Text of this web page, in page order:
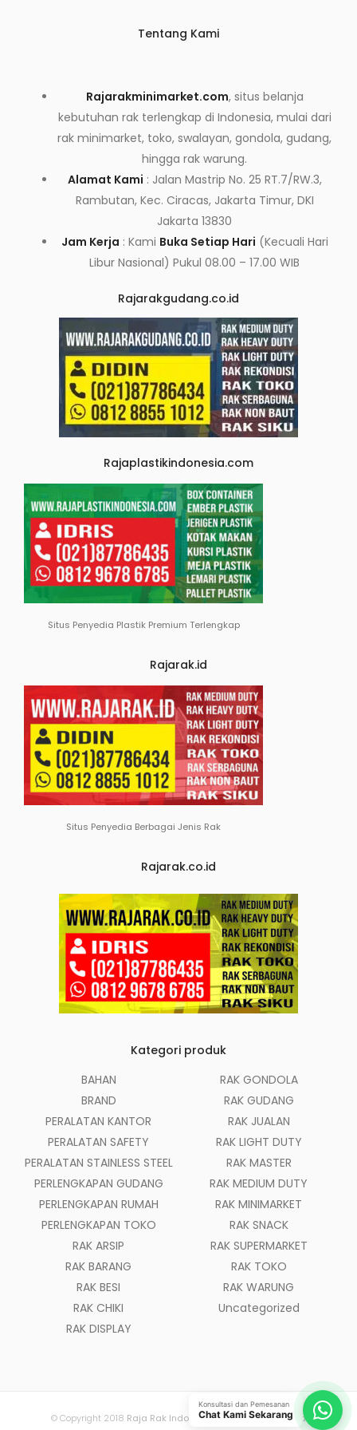
Tentang Kami
Rajarakminimarket.com, situs belanja
kebutuhan rak terlengkap di Indonesia, mulai dari
rak minimarket, toko, swalayan, gondola, gudang,
hingga rak warung.
Alamat Kami : Jalan Mastrip No. 25 RT.7/RW.3,
Rambutan, Kec. Ciracas, Jakarta Timur, DKI
Jakarta 13830
Jam Kerja : Kami Buka Setiap Hari (Kecuali Hari
Libur Nasional) Pukul 08.00 – 17.00 WIB
Rajarakgudang.co.id
Rajaplastikindonesia.com
Situs Penyedia Plastik Premium Terlengkap
Rajarak.id
Situs Penyedia Berbagai Jenis Rak
Rajarak.co.id
Kategori produk
BAHAN
BRAND
PERALATAN KANTOR
PERALATAN SAFETY
PERALATAN STAINLESS STEEL
PERLENGKAPAN GUDANG
PERLENGKAPAN RUMAH
PERLENGKAPAN TOKO
RAK ARSIP
RAK BARANG
RAK BESI
RAK CHIKI
RAK DISPLAY
RAK GONDOLA
RAK GUDANG
RAK JUALAN
RAK LIGHT DUTY
RAK MASTER
RAK MEDIUM DUTY
RAK MINIMARKET
RAK SNACK
RAK SUPERMARKET
RAK TOKO
RAK WARUNG
Uncategorized
© Copyright 2018 Raja Rak Indonesia- All Rights Reserved
Konsultasi dan Pemesanan
Chat Kami Sekarang